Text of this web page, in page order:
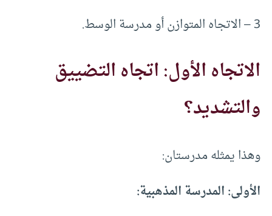
3 – الاتجاه المتوازن أو مدرسة الوسط.
الاتجاه الأول: اتجاه التضييق
والتشديد؟
وهذا يمثله مدرستان:
الأولى: المدرسة المذهبية: